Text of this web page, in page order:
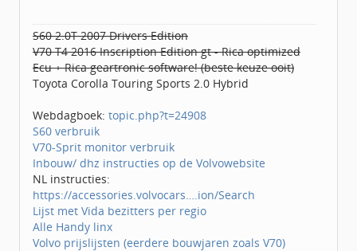
S60 2.0T 2007 Drivers Edition
V70 T4 2016 Inscription Edition gt - Rica optimized
Ecu + Rica geartronic software! (beste keuze ooit)
Toyota Corolla Touring Sports 2.0 Hybrid
Webdagboek: topic.php?t=24908
S60 verbruik
V70-Sprit monitor verbruik
Inbouw/ dhz instructies op de Volvowebsite
NL instructies:
https://accessories.volvocars….ion/Search
Lijst met Vida bezitters per regio
Alle Handy linx
Volvo prijslijsten (eerdere bouwjaren zoals V70)